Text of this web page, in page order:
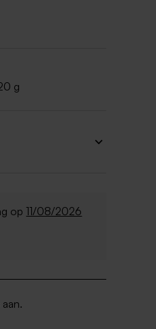
g
op11/08/2026